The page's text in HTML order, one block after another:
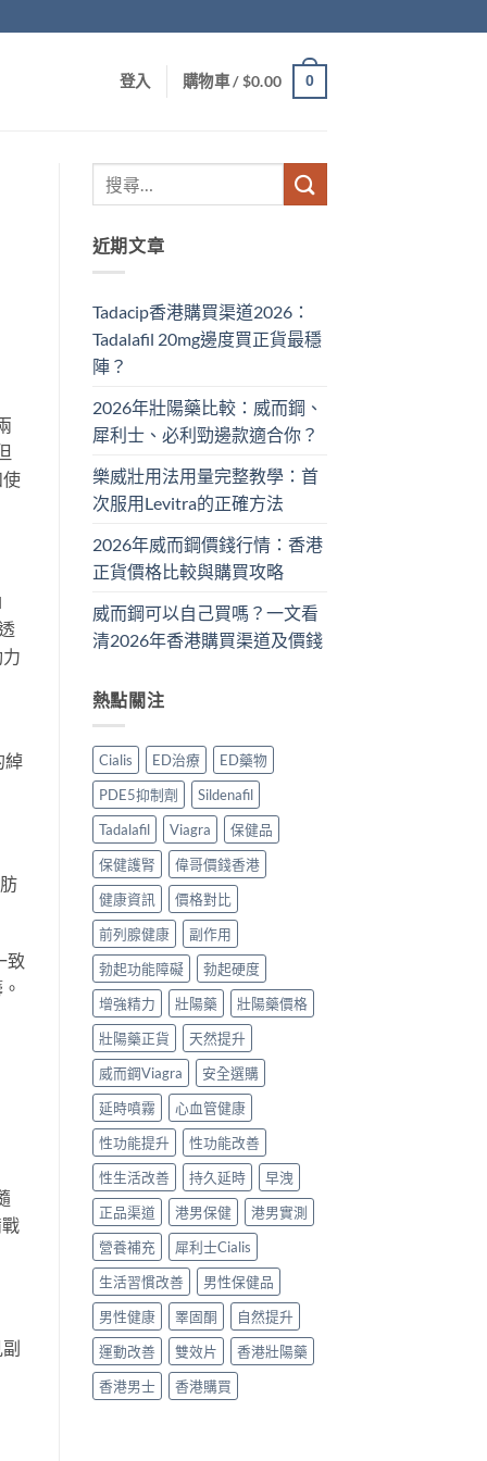
登入 購物車 /$0.00 0
綽
致
近期文章
Tadacip香港購買渠道2026：
Tadalafil 20mg邊度買正貨最穩
陣？
2026年壯陽藥比較：威而鋼、
犀利士、必利勁邊款適合你？
樂威壯用法用量完整教學：首
次服用Levitra的正確方法
2026年威而鋼價錢行情：香港
正貨價格比較與購買攻略
威而鋼可以自己買嗎？一文看
清2026年香港購買渠道及價錢
熱點關注
Cialis ED治療
ED藥物
PDE5抑制劑
Sildenafil
Tadalafil
Viagra
保健品
保健護腎
偉哥價錢香港
健康資訊
價格對比
前列腺健康
副作用
勃起功能障礙
勃起硬度
增強精力
壯陽藥
壯陽藥價格
壯陽藥正貨
天然提升
威而鋼Viagra
安全選購
延時噴霧
心血管健康
性功能提升
性功能改善
性生活改善
持久延時
早洩
正品渠道
港男保健
港男實測
營養補充
犀利士Cialis
生活習慣改善
男性保健品
男性健康
睪固酮
自然提升
運動改善
雙效片
香港壯陽藥
香港男士
香港購買